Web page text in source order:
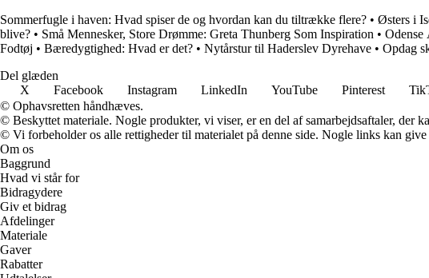
Sommerfugle i haven: Hvad spiser de og hvordan kan du tiltrække flere? • Østers i
blive? • Små Mennesker, Store Drømme: Greta Thunberg Som Inspiration • Odense
Fodtøj • Bæredygtighed: Hvad er det? • Nytårstur til Haderslev Dyrehave • Opdag
Del glæden
X
Facebook Instagram LinkedIn YouTube Pinterest
© Ophavsretten håndhæves.
© Beskyttet materiale. Nogle produkter, vi viser, er en del af samarbejdsaftaler, der
© Vi forbeholder os alle rettigheder til materialet på denne side. Nogle links kan
Om os
Baggrund
Hvad vi står for
Bidragydere
Giv et bidrag
Afdelinger
Materiale
Gaver
Rabatter